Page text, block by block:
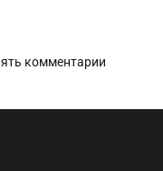
комментарии